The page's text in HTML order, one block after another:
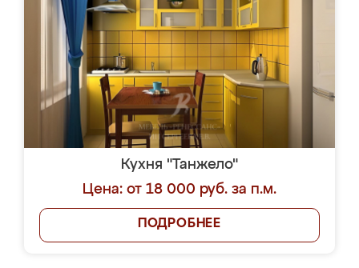
Кухня "Танжело"
Цена: от 18 000 руб. за п.м.
ПОДРОБНЕЕ